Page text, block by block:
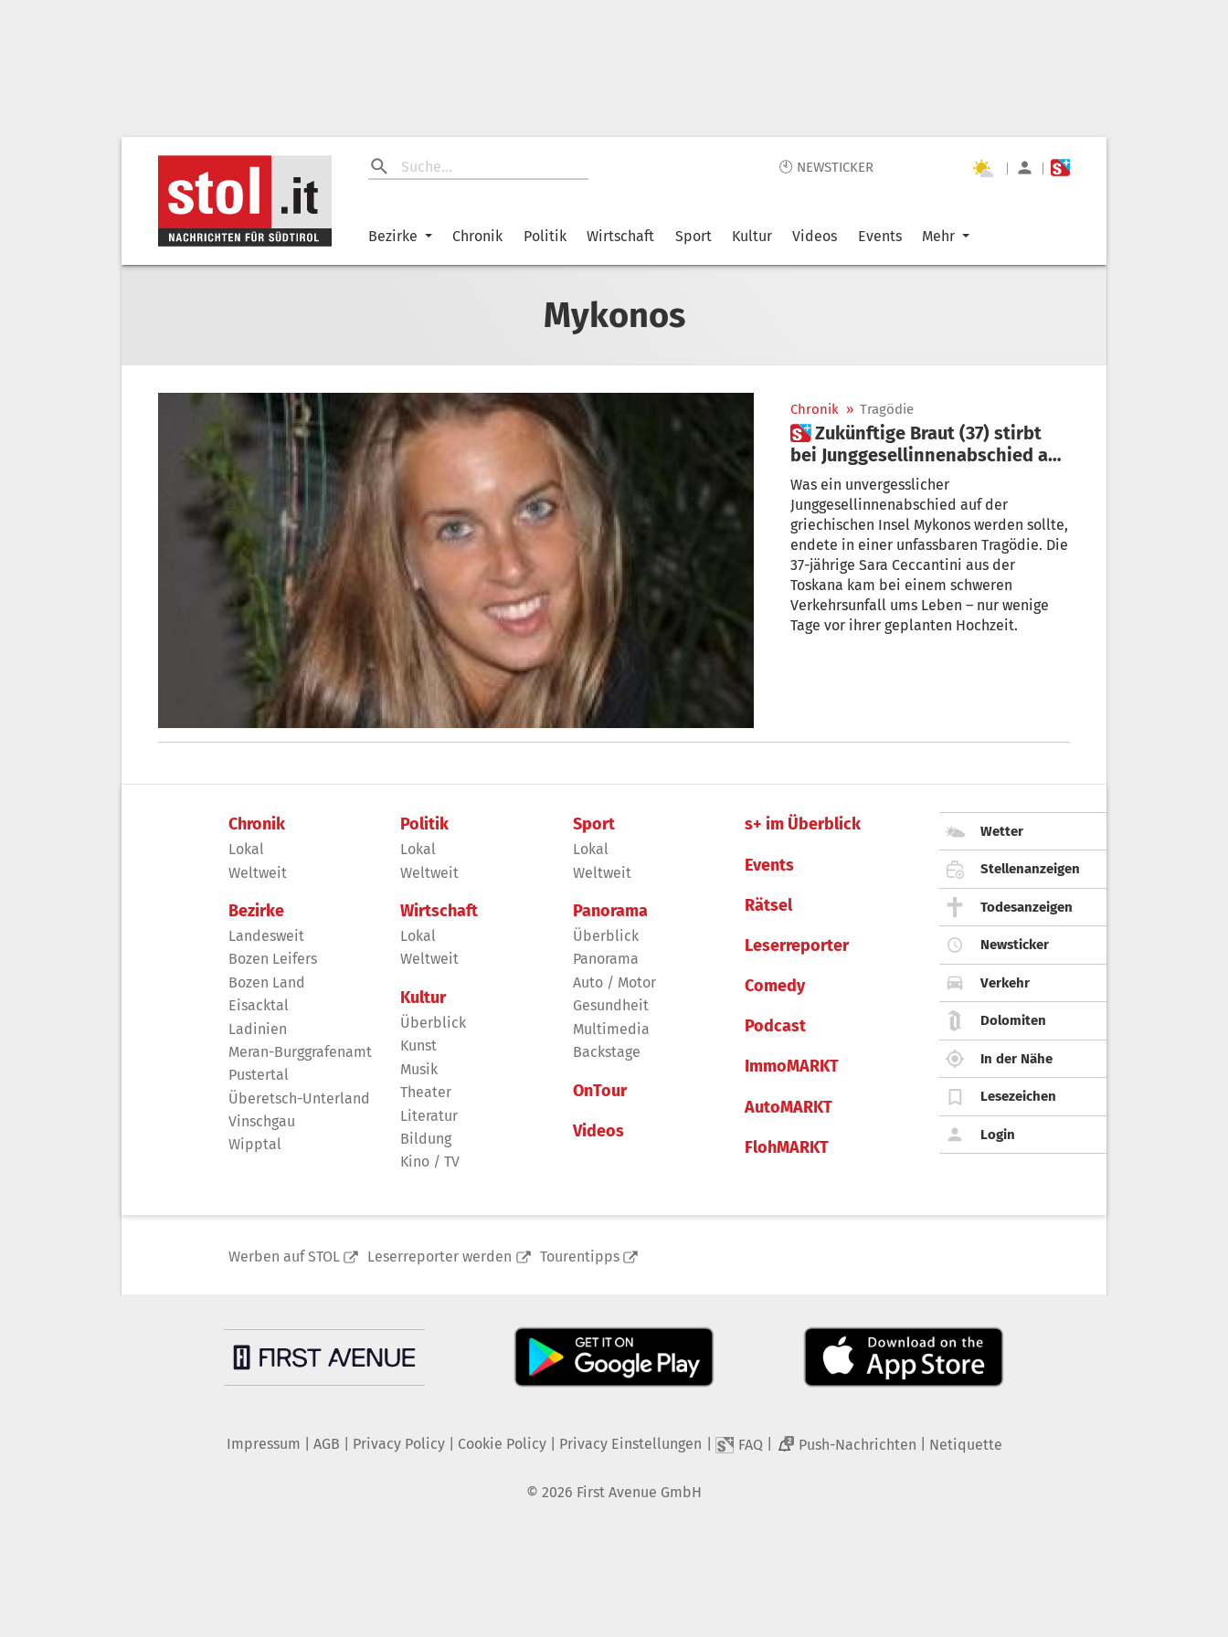
🕙 NEWSTICKER | |
Bezirke Chronik Politik Wirtschaft Sport Kultur Videos Events Mehr
Mykonos
Chronik » Tragödie
 Zukünftige Braut (37) stirbt
bei Junggesellinnenabschied auf
Mykonos
Was ein unvergesslicher
Junggesellinnenabschied auf der
griechischen Insel Mykonos werden sollte,
endete in einer unfassbaren Tragödie. Die
37-jährige Sara Ceccantini aus der
Toskana kam bei einem schweren
Verkehrsunfall ums Leben – nur wenige
Tage vor ihrer geplanten Hochzeit.
Chronik
Lokal
Weltweit
Bezirke
Landesweit
Bozen Leifers
Bozen Land
Eisacktal
Ladinien
Meran-Burggrafenamt
Pustertal
Überetsch-Unterland
Vinschgau
Wipptal
Politik
Lokal
Weltweit
Wirtschaft
Lokal
Weltweit
Kultur
Überblick
Kunst
Musik
Theater
Literatur
Bildung
Kino / TV
Sport
Lokal
Weltweit
Panorama
Überblick
Panorama
Auto / Motor
Gesundheit
Multimedia
Backstage
OnTour
Videos
s+ im Überblick
Events
Rätsel
Leserreporter
Comedy
Podcast
ImmoMARKT
AutoMARKT
FlohMARKT
Wetter
Stellenanzeigen
Todesanzeigen
Newsticker
Verkehr
Dolomiten
In der Nähe
Lesezeichen
Login
Werben auf STOL Leserreporter werden Tourentipps
Impressum AGB Privacy Policy| Cookie Policy| Privacy Einstellungen FAQ 2 Push-Nachrichten Netiquette
© 2026 First Avenue GmbH